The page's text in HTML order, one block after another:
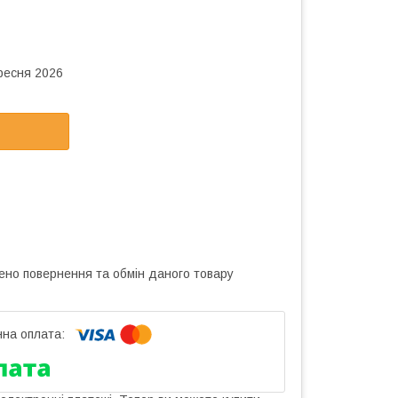
2026
повернення та обмін даного товару